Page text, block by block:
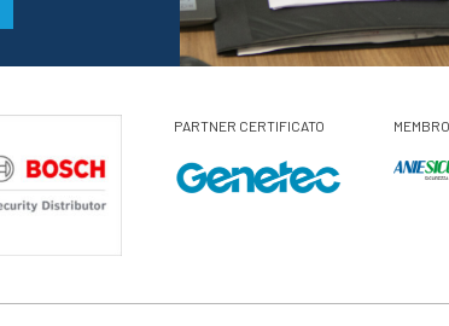
PARTNER CERTIFICATO MEMBRO